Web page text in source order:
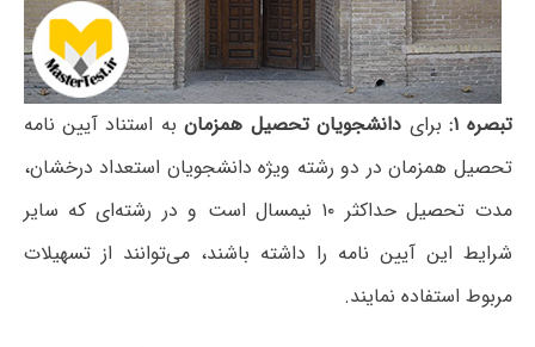
تبصره ۱: برای دانشجویان تحصیل همزمانبه استناد آیین نامه
تحصیل همزمان در دو رشته ویژه دانشجویان استعداد درخشان،
مدت تحصیل حداکثر ۱۰ نیمسال است و در رشته‌ای که سایر
شرایط این آیین نامه را داشته باشند، می‌توانند از تسهیلات
مربوط استفاده نمایند.